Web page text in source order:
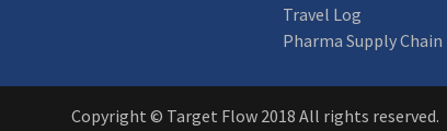
Travel Log
Pharma Supply Chain
Copyright © Target Flow 2018 All rights reserved.